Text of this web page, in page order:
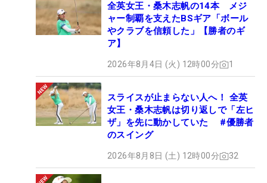
全英女王・桑木志帆の14本 メジ
ャー制覇を支えたBSギア「ボール
やクラブを信頼した」【勝者のギ
ア】
2026年8月4日 (火) 12時00分 1
スライスが止まらない人へ！ 全英
女王・桑木志帆は切り返しで「左ヒ
ザ」を先に動かしていた #優勝者
のスイング
2026年8月8日 (土) 12時00分 32